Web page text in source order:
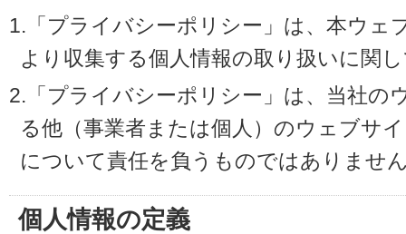
1.「プライバシーポリシー」は、本ウェ
より収集する個人情報の取り扱いに関
2.「プライバシーポリシー」は、当社の
る他（事業者または個人）のウェブサ
について責任を負うものではありませ
個人情報の定義